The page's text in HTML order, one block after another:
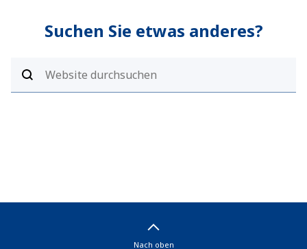
Suchen Sie etwas anderes?
Nach oben